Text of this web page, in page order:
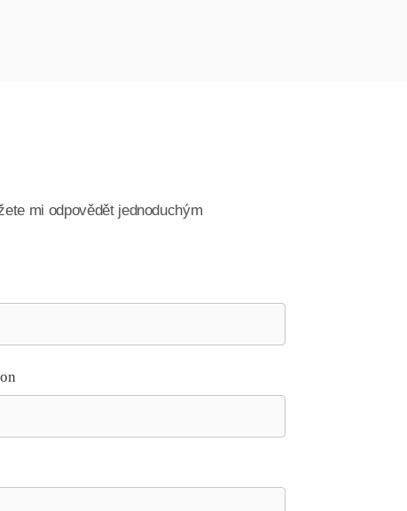
mi odpovědět jednoduchým